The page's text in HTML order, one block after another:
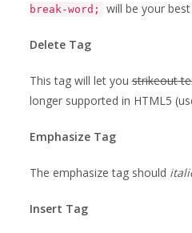
break-word;
will be your
Delete Tag
This tag will let youstrikeout
longer supported in HTML5
Emphasize Tag
The emphasize tag should
Insert Tag